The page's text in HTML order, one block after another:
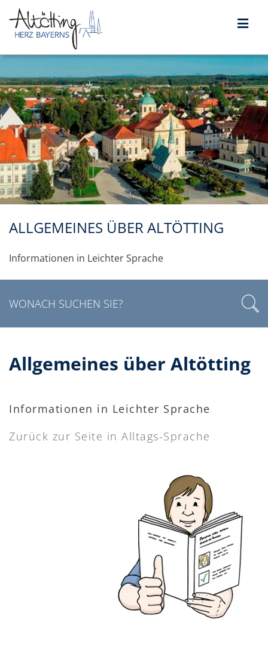
ALLGEMEINES ÜBER ALTÖTTING
Informationen in Leichter Sprache
Allgemeines über Altötting
Informationen in Leichter Sprache
Zurück zur Seite in Alltags-Sprache